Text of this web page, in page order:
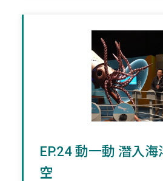
EP.24 動一動 潛入
空